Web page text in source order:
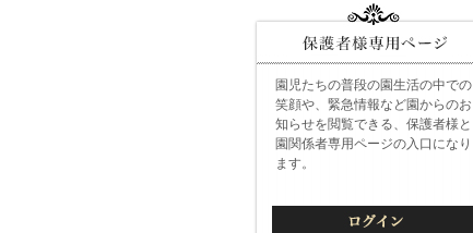
園児たちの普段の園生活の中での
笑顔や、緊急情報など園からのお
知らせを閲覧できる、保護者様と
園関係者専用ページの入口になり
ます。